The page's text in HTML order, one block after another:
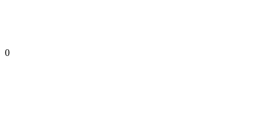
0